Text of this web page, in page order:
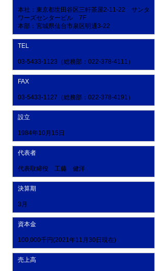
本社：東京都世田谷区三軒茶屋2-11-22 サンタ
ワーズセンタービル 7F
本部：宮城県仙台市泉区明通3-22
TEL
03-5433-1123 （総務部：022-378-4111）
FAX
03-5433-1127 （総務部：022-378-4191）
設立
1984年10月15日
代表者
代表取締役 工藤 健洋
決算期
3月
資本金
100,000千円(2021年11月30日現在)
売上高